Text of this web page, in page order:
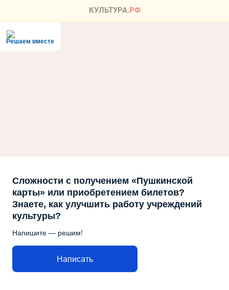
Решаем вместе
Сложности с получением «Пушкинской
карты» или приобретением билетов?
Знаете, как улучшить работу учреждений
культуры?
Напишите — решим!
Написать